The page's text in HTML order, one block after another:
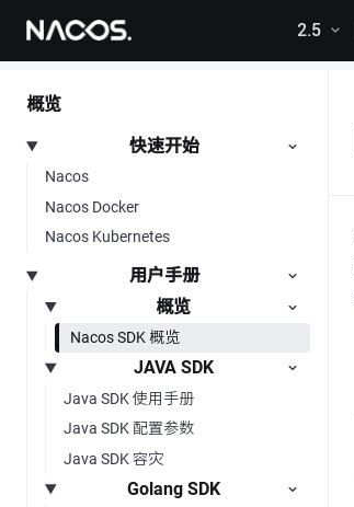
跳转到内容 2.5
概览
快速开始
Nacos
Nacos Docker
Nacos Kubernetes
用户手册
概览
Nacos SDK 概览
JAVA SDK
Java SDK 使用手册
Java SDK 配置参数
Java SDK 容灾
Golang SDK